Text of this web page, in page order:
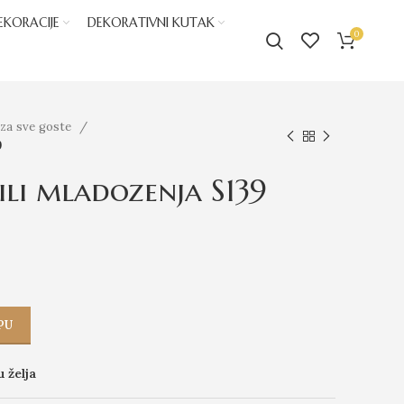
DEKORATIVNI KUTAK
0
sve goste
mladozenja S139
želja